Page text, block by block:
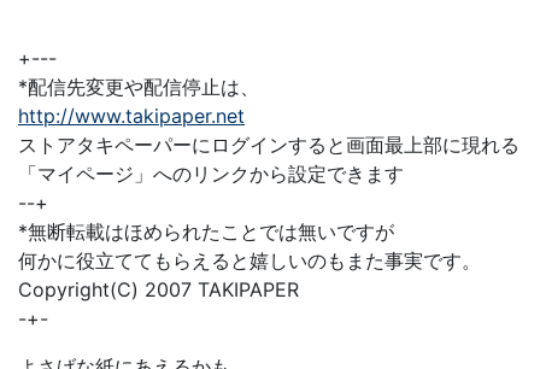
+---
*配信先変更や配信停止は、
http://www.takipaper.net
ストアタキペーパーにログインすると画面最上部に現れる
「マイページ」へのリンクから設定できます
--+
*無断転載はほめられたことでは無いですが
何かに役立ててもらえると嬉しいのもまた事実です。
Copyright(C) 2007 TAKIPAPER
-+-